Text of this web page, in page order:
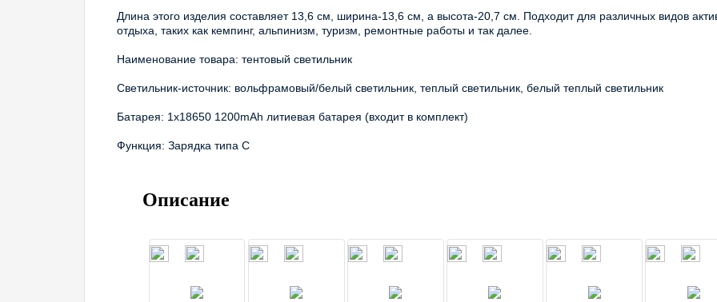
Длина этого изделия составляет 13,6 см, ширина-13,6 см, а высота-20,7 см. Подходит для различных видов
отдыха, таких как кемпинг, альпинизм, туризм, ремонтные работы и так далее.
Наименование товара: тентовый светильник
Светильник-источник: вольфрамовый/белый светильник, теплый светильник, белый теплый светильник
Батарея: 1x18650 1200mAh литиевая батарея (входит в комплект)
Функция: Зарядка типа C
Описание